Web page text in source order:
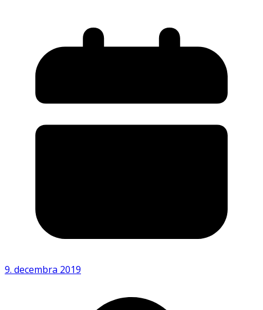
9. decembra 2019